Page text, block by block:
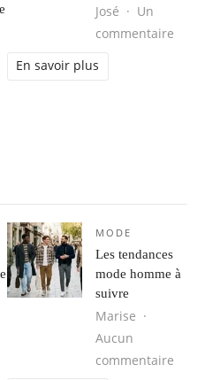
sur Séjour d’aventure au Brésil :
José
Un
commentaire
En savoir plus
MODE
Les tendances
mode homme à
suivre
Marise
Aucun
commentaire